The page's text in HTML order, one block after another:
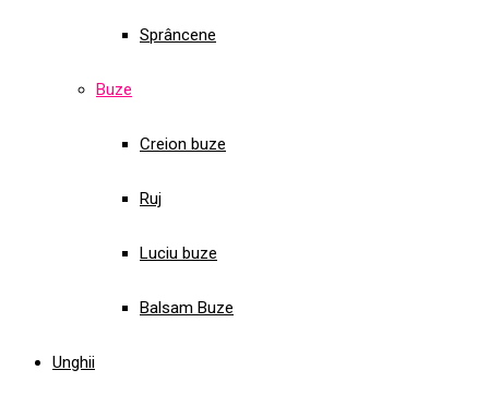
Sprâncene
Buze
Creion buze
Ruj
Luciu buze
Balsam Buze
Unghii